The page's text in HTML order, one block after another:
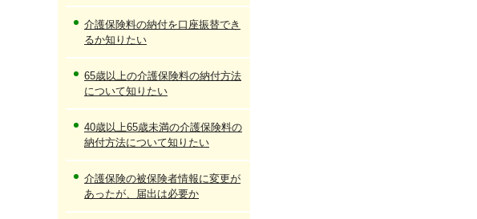
介護保険料の納付を口座振替でき
るか知りたい
65歳以上の介護保険料の納付方法
について知りたい
40歳以上65歳未満の介護保険料の
納付方法について知りたい
介護保険の被保険者情報に変更が
あったが、届出は必要か